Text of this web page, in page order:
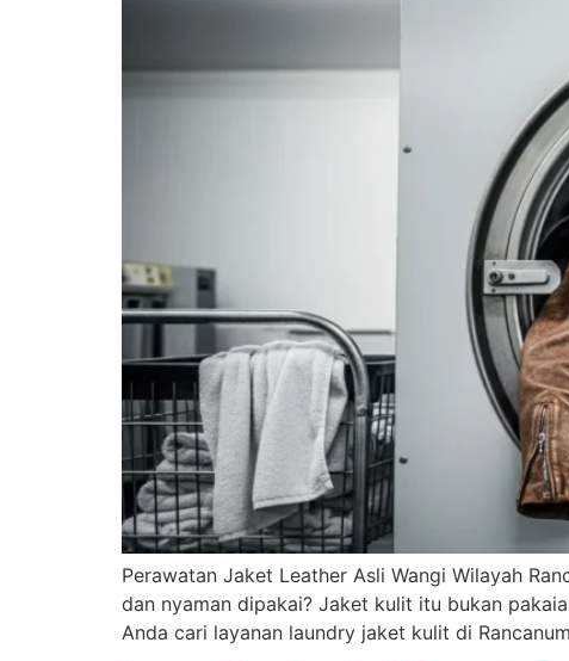
Perawatan Jaket Leather Asli Wangi Wilayah
dan nyaman dipakai? Jaket kulit itu bukan
Anda cari layanan laundry jaket kulit di